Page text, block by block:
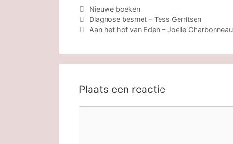
Categorieën
Nieuwe boeken
Diagnose besmet – Tess Gerritsen
Aan het hof van Eden – Joelle Charbonneau
Plaats een reactie